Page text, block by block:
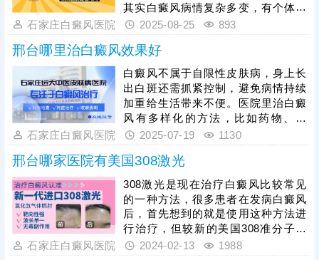
其实白癜风病情复杂多变，有个体差
异性，治白斑没有统一药方，还需结
那么邢台能不能治好白癜风?河北地区
治白癜风的好医院在哪?下面有详细介
绍，一起来看看吧。
石家庄白癜风医院 2025-08-25 893
邢台哪里治白癜风效果好
白癜风不属于自限性皮肤病，身上长
出白斑还需抓紧控制，避免病情持续
加重给生活带来不便。医院里治白癜
风有多样化的方法，比如药物、照
光、手术，那么邢台哪里治白癜风效
果好呢?——不少邢台的患者选择石家
庄远大中医皮肤病医院，专病专研，
一人一方，复色效果得到验证。
石家庄白癜风医院 2025-07-19 1130
邢台哪家医院有美国308激光
308激光是现在治疗白癜风比较常见
的一种方法，很多患者在发病白癜风
后，首先想到的就是使用这种方法进
行治疗，但较新的美国308准分子激
光仪器并不是所有医院都有的，患者
石家庄白癜风医院 2024-02-13 1988